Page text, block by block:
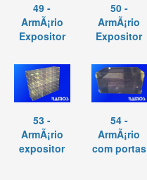
49 -
ArmÃ¡rio
Expositor
50 -
ArmÃ¡rio
Expositor
53 -
ArmÃ¡rio
expositor
54 -
ArmÃ¡rio
com portas